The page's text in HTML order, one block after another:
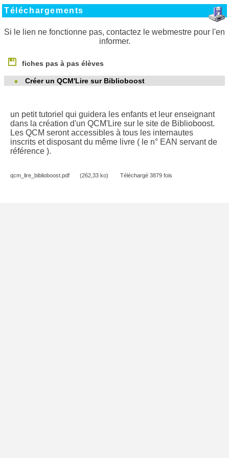
Téléchargements
Si le lien ne fonctionne pas, contactez le webmestre pour l'en
informer.
fiches pas à pas élèves
Créer un QCM'Lire sur Biblioboost
un petit tutoriel qui guidera les enfants et leur enseignant
dans la création d'un QCM'Lire sur le site de Biblioboost.
Les QCM seront accessibles à tous les internautes
inscrits et disposant du même livre ( le n° EAN servant de
référence ).
qcm_lire_biblioboost.pdf (262,33 ko) Téléchargé 3879 fois